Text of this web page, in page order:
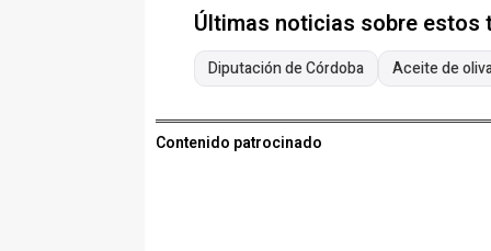
Últimas noticias sobre estos
Diputación de Córdoba Aceite de
Contenido patrocinado